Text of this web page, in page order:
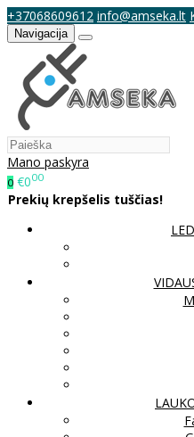
+37068609612 info@amseka.lt
Navigacija
Mano paskyra
0 €000
Prekių krepšelis tuščias!